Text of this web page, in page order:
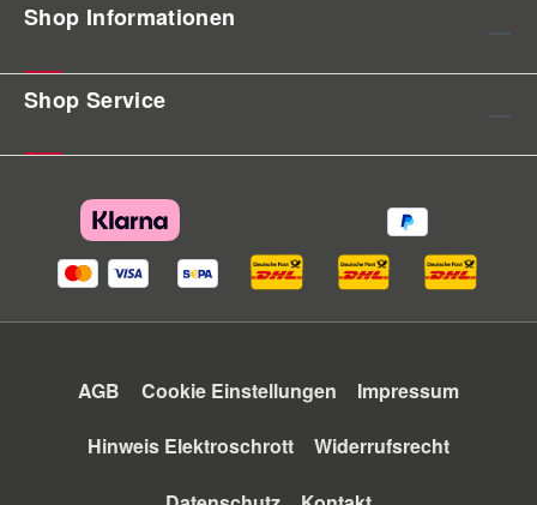
Shop Informationen
Shop Service
AGB Cookie Einstellungen Impressum
Hinweis Elektroschrott Widerrufsrecht